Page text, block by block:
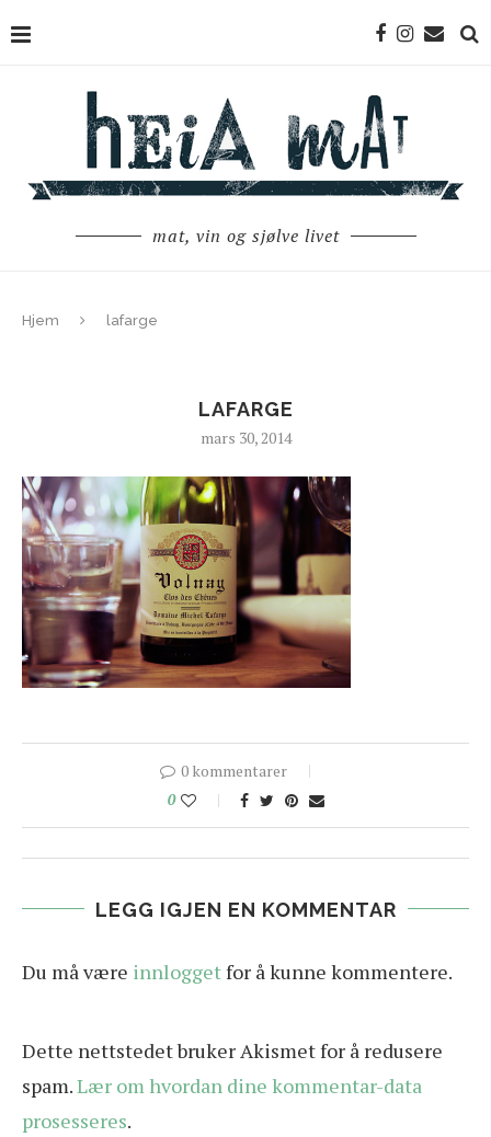
mat, vin og sjølve livet
Hjem lafarge
LAFARGE
mars 30, 2014
0 kommentarer
0
LEGG IGJEN EN KOMMENTAR
Du må være innloggetfor å kunne kommentere.
Dette nettstedet bruker Akismet for å redusere
spam.Lær om hvordan dine kommentar-data
prosesseres.